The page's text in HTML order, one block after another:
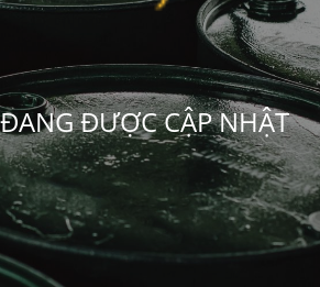
ĐƯỢC CẬP NHẬT